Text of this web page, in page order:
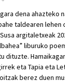
gara dena ahazteko
taldearen lehen
argitaletxeak
liburuko
dituzte.
eta Tapia eta
berez duen